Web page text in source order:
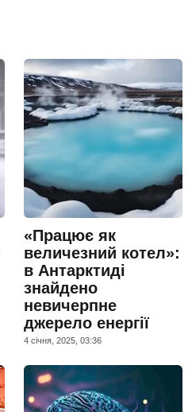
«Працює як
величезний котел»:
в Антарктиді
знайдено
невичерпне
джерело енергії
4 сiчня, 2025, 03:36